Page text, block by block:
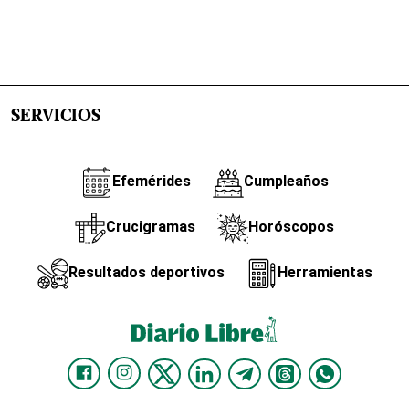
SERVICIOS
Efemérides Cumpleaños
Crucigramas Horóscopos
Resultados deportivos Herramientas